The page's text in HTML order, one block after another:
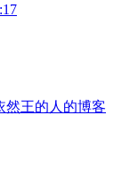
然王的人的博客